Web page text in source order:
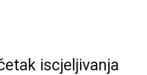
iscjeljivanja